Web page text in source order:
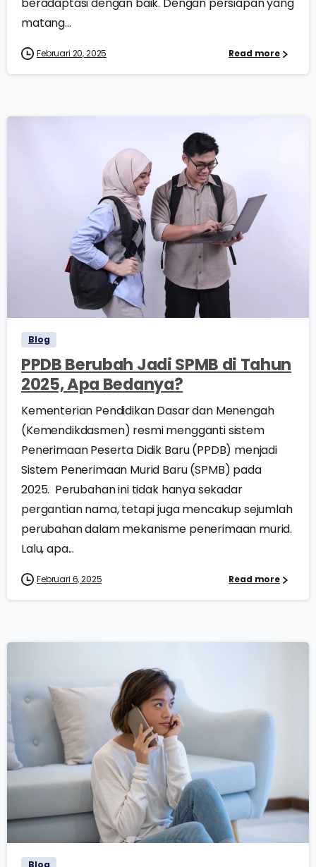
beradaptasi dengan baik. Dengan persiapan yang
matang...
Februari 20, 2025 Read more
0
Blog
PPDB Berubah Jadi SPMB di Tahun
2025, Apa Bedanya?
Kementerian Pendidikan Dasar dan Menengah
(Kemendikdasmen) resmi mengganti sistem
Penerimaan Peserta Didik Baru (PPDB) menjadi
Sistem Penerimaan Murid Baru (SPMB) pada
2025. Perubahan ini tidak hanya sekadar
pergantian nama, tetapi juga mencakup sejumlah
perubahan dalam mekanisme penerimaan murid.
Lalu, apa...
Februari 6, 2025 Read more
0
Blog